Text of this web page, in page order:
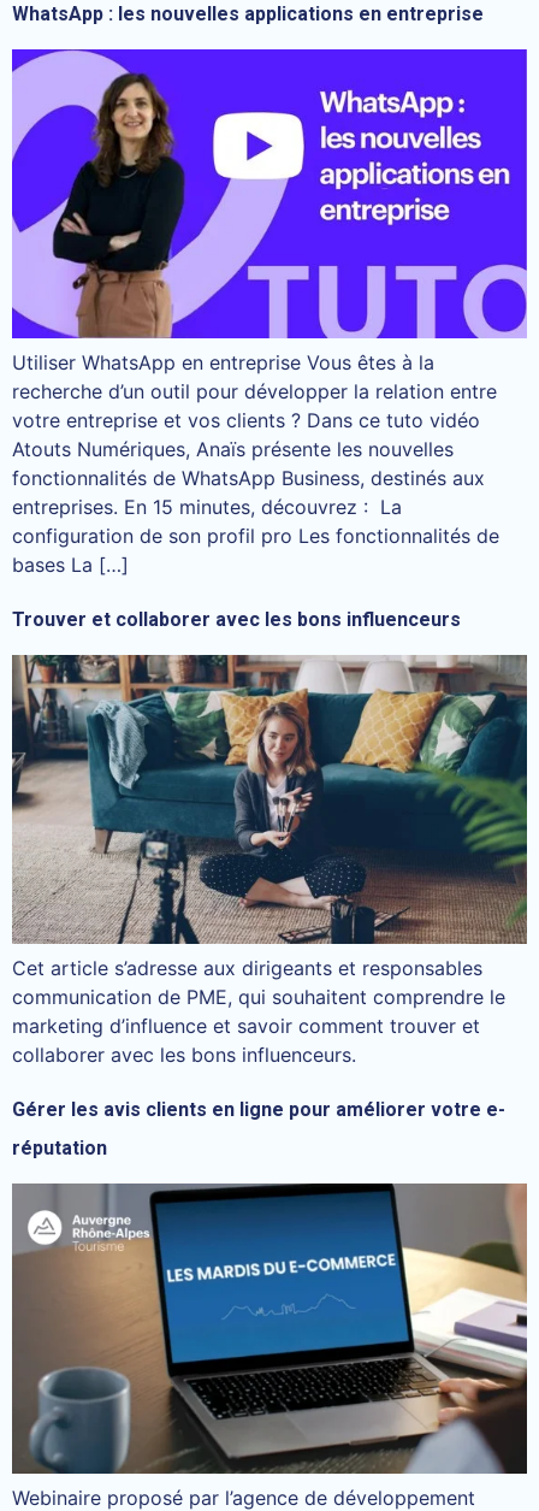
WhatsApp : les nouvelles applications en entreprise
Utiliser WhatsApp en entreprise Vous êtes à la
recherche d’un outil pour développer la relation entre
votre entreprise et vos clients ? Dans ce tuto vidéo
Atouts Numériques, Anaïs présente les nouvelles
fonctionnalités de WhatsApp Business, destinés aux
entreprises. En 15 minutes, découvrez : La
configuration de son profil pro Les fonctionnalités de
bases La […]
Trouver et collaborer avec les bons influenceurs
Cet article s’adresse aux dirigeants et responsables
communication de PME, qui souhaitent comprendre le
marketing d’influence et savoir comment trouver et
collaborer avec les bons influenceurs.
Gérer les avis clients en ligne pour améliorer votre e-
réputation
Webinaire proposé par l’agence de développement